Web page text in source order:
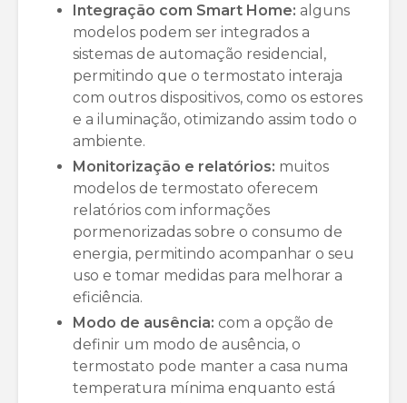
Integração com Smart Home: alguns
modelos podem ser integrados a
sistemas de automação residencial,
permitindo que o termostato interaja
com outros dispositivos, como os estores
e a iluminação, otimizando assim todo o
ambiente.
Monitorização e relatórios: muitos
modelos de termostato oferecem
relatórios com informações
pormenorizadas sobre o consumo de
energia, permitindo acompanhar o seu
uso e tomar medidas para melhorar a
eficiência.
Modo de ausência: com a opção de
definir um modo de ausência, o
termostato pode manter a casa numa
temperatura mínima enquanto está